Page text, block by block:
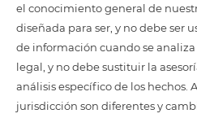
el conocimiento general de
diseñada para ser, y no debe ser
de información cuando se
legal, y no debe sustituir la
análisis específico de los hechos.
jurisdicción son diferentes y